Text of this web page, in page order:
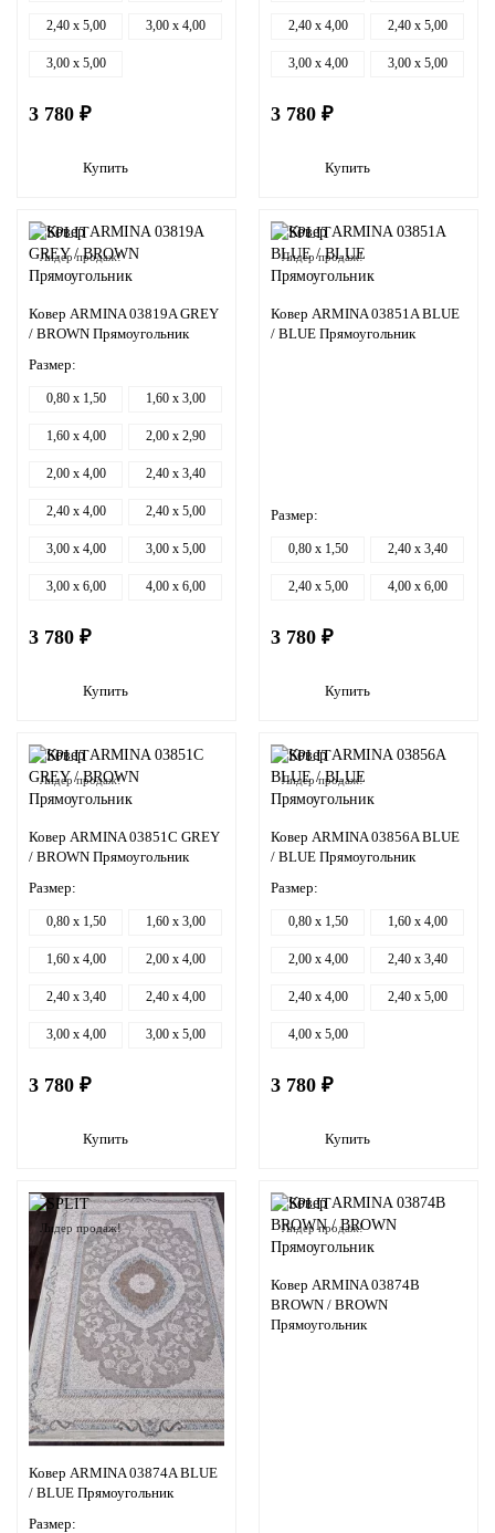
2,40 x 5,00 3,00 x 4,00
3,00 x 5,00
3 780 ₽
Купить
2,40 x 4,00 2,40 x 5,00
3,00 x 4,00 3,00 x 5,00
3 780 ₽
Купить
Лидер продаж!
Ковер ARMINA 03819A GREY
/ BROWN Прямоугольник
Размер:
0,80 x 1,50 1,60 x 3,00
1,60 x 4,00 2,00 x 2,90
2,00 x 4,00 2,40 x 3,40
2,40 x 4,00 2,40 x 5,00
3,00 x 4,00 3,00 x 5,00
3,00 x 6,00 4,00 x 6,00
3 780 ₽
Купить
Лидер продаж!
Ковер ARMINA 03851A BLUE
/ BLUE Прямоугольник
Размер:
0,80 x 1,50 2,40 x 3,40
2,40 x 5,00 4,00 x 6,00
3 780 ₽
Купить
Лидер продаж!
Ковер ARMINA 03851C GREY
/ BROWN Прямоугольник
Размер:
0,80 x 1,50 1,60 x 3,00
1,60 x 4,00 2,00 x 4,00
2,40 x 3,40 2,40 x 4,00
3,00 x 4,00 3,00 x 5,00
3 780 ₽
Купить
Лидер продаж!
Ковер ARMINA 03856A BLUE
/ BLUE Прямоугольник
Размер:
0,80 x 1,50 1,60 x 4,00
2,00 x 4,00 2,40 x 3,40
2,40 x 4,00 2,40 x 5,00
4,00 x 5,00
3 780 ₽
Купить
Лидер продаж!
Ковер ARMINA 03874A BLUE
/ BLUE Прямоугольник
Размер:
Лидер продаж!
Ковер ARMINA 03874B
BROWN / BROWN
Прямоугольник